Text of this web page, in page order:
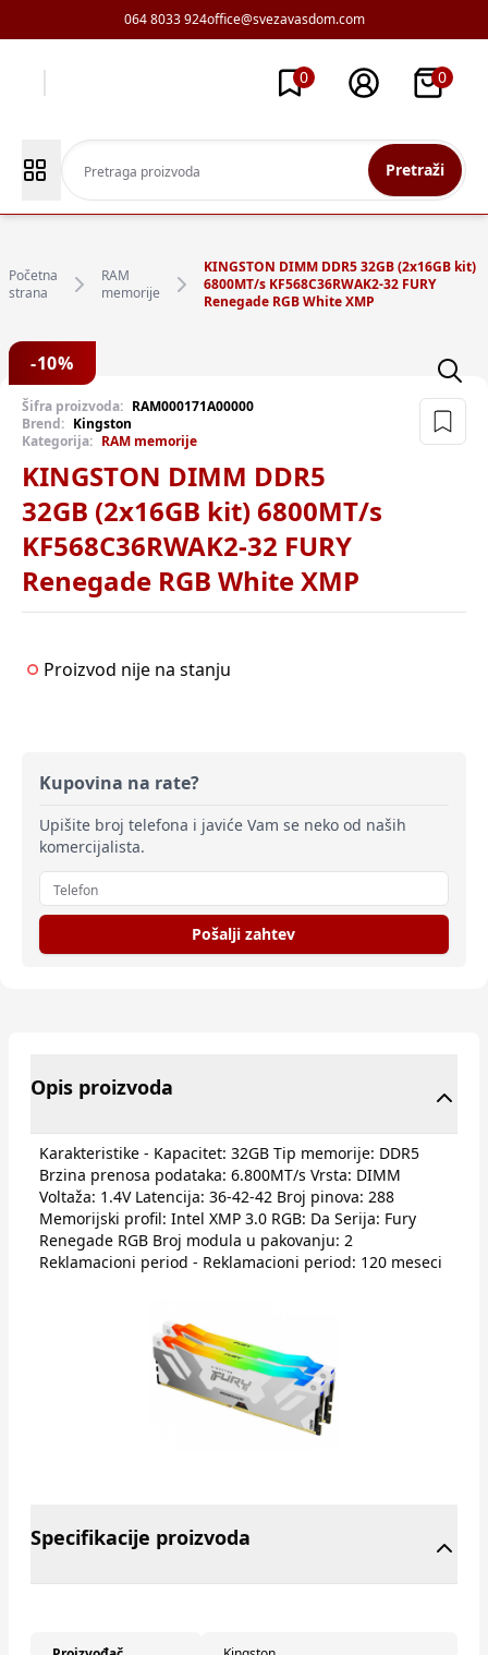
064 8033 924office@svezavasdom.com
0 0
Pretraži
Početna
strana
RAM
memorije
KINGSTON DIMM DDR5 32GB (2x16GB kit)
6800MT/s KF568C36RWAK2-32 FURY
Renegade RGB White XMP
-10%
Šifra proizvoda: RAM000171A00000
Brend: Kingston
Kategorija: RAM memorije
KINGSTON DIMM DDR5
32GB (2x16GB kit) 6800MT/s
KF568C36RWAK2-32 FURY
Renegade RGB White XMP
Proizvod nije na stanju
Kupovina na rate?
Upišite broj telefona i javiće Vam se neko od naših
komercijalista.
Pošalji zahtev
Opis proizvoda
Karakteristike - Kapacitet: 32GB Tip memorije: DDR5
Brzina prenosa podataka: 6.800MT/s Vrsta: DIMM
Voltaža: 1.4V Latencija: 36-42-42 Broj pinova: 288
Memorijski profil: Intel XMP 3.0 RGB: Da Serija: Fury
Renegade RGB Broj modula u pakovanju: 2
Reklamacioni period - Reklamacioni period: 120 meseci
Specifikacije proizvoda